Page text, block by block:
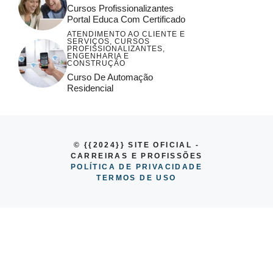
Cursos Profissionalizantes
Portal Educa Com Certificado
ATENDIMENTO AO CLIENTE E
SERVIÇOS
CURSOS
PROFISSIONALIZANTES
ENGENHARIA E
CONSTRUÇÃO
Curso De Automação
Residencial
© {{2024}} SITE OFICIAL -
CARREIRAS E PROFISSÕES
POLÍTICA DE PRIVACIDADE
TERMOS DE USO